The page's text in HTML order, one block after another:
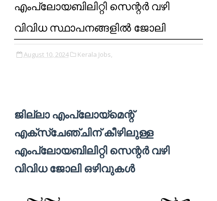
എംപ്ലോയബിലിറ്റി സെന്റര്‍ വഴി
വിവിധ സ്ഥാപനങ്ങളിൽ ജോലി
August 10, 2024 Kerala Jobs,
ജില്ലാ എംപ്ലോയ്‌മെന്റ്
എക്‌സ്‌ചേഞ്ചിന് കീഴിലുള്ള
എംപ്ലോയബിലിറ്റി സെന്റര്‍ വഴി
വിവിധ ജോലി ഒഴിവുകൾ